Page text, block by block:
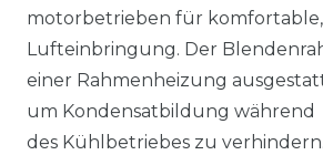
motorbetrieben für
Lufteinbringung. Der
einer Rahmenheizung
um Kondensatbildung während
des Kühlbetriebes zu verhindern.